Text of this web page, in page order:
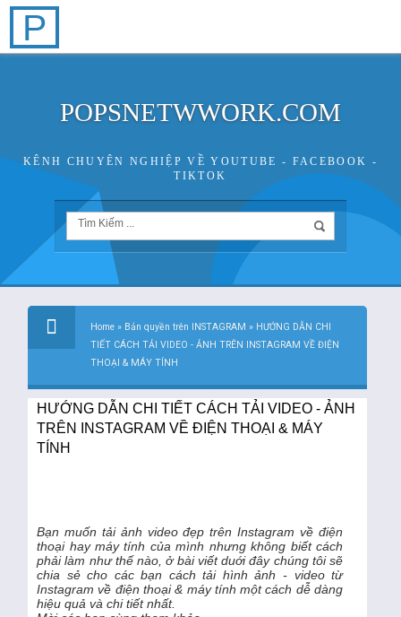
P
POPSNETWWORK.COM
KÊNH CHUYÊN NGHIỆP VỀ YOUTUBE - FACEBOOK -
TIKTOK
Home » Bản quyền trên INSTAGRAM » HƯỚNG DẪN CHI
TIẾT CÁCH TẢI VIDEO - ẢNH TRÊN INSTAGRAM VỀ ĐIỆN
THOẠI & MÁY TÍNH
HƯỚNG DẪN CHI TIẾT CÁCH TẢI VIDEO - ẢNH
TRÊN INSTAGRAM VỀ ĐIỆN THOẠI & MÁY
TÍNH
Bạn muốn tải ảnh video đẹp trên Instagram về điện
thoại hay máy tính của mình nhưng không biết cách
phải làm như thế nào, ở bài viết duới đây chúng tôi sẽ
chia sẻ cho các bạn cách tải hình ảnh - video từ
Instagram về điện thoại & máy tính một cách dễ dàng
hiệu quả và chi tiết nhất.